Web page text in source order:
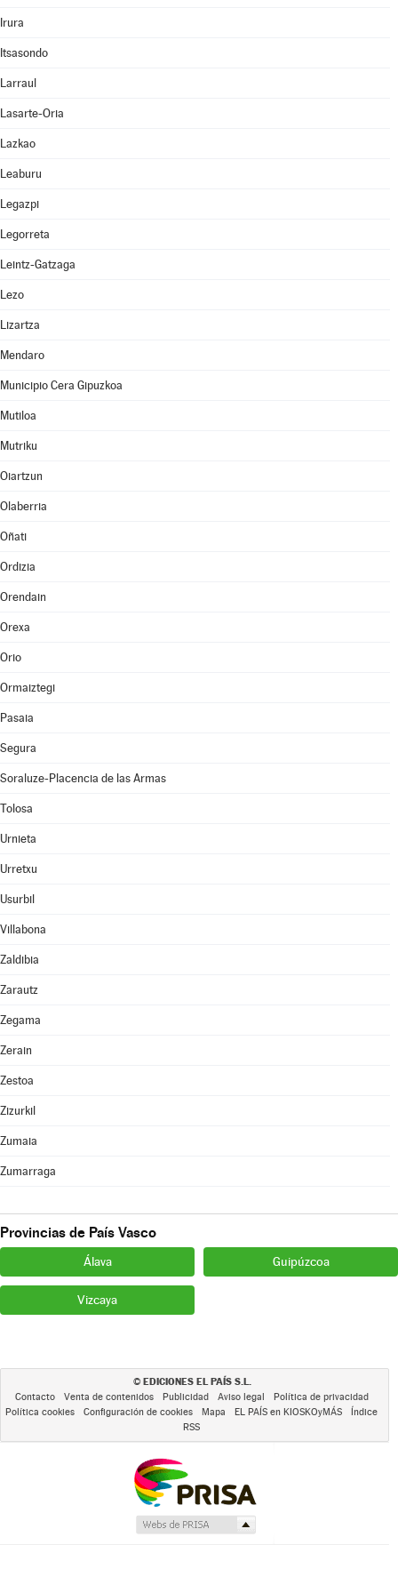
Irura
Itsasondo
Larraul
Lasarte-Oria
Lazkao
Leaburu
Legazpi
Legorreta
Leintz-Gatzaga
Lezo
Lizartza
Mendaro
Municipio Cera Gipuzkoa
Mutiloa
Mutriku
Oiartzun
Olaberria
Oñati
Ordizia
Orendain
Orexa
Orio
Ormaiztegi
Pasaia
Segura
Soraluze-Placencia de las Armas
Tolosa
Urnieta
Urretxu
Usurbil
Villabona
Zaldibia
Zarautz
Zegama
Zerain
Zestoa
Zizurkil
Zumaia
Zumarraga
Provincias de País Vasco
Álava Guipúzcoa
Vizcaya
© EDICIONES EL PAÍS S.L.
Contacto Venta de contenidos Publicidad Aviso legal
Política de privacidad
Política cookies
Configuración de cookies Mapa EL PAÍS en KIOSKOyMÁS
Índice
RSS